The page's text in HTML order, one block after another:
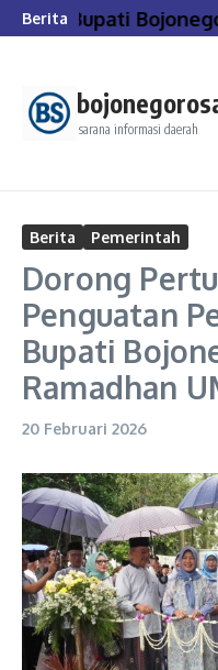
Lewati ke konten
BeritaBupati
sarana informasi daerah
Berita Pemerintah
Dorong
Penguatan
Bupati
Ramadhan
20 Februari 2026